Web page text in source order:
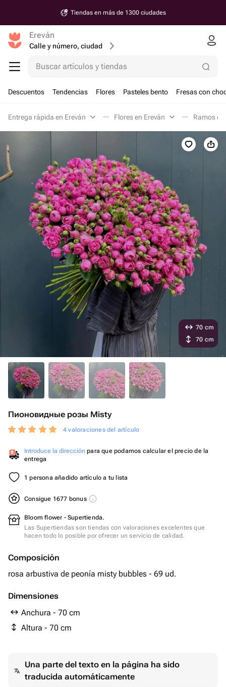
Tiendas en más de 1300 ciudades
Ereván
Calle y número, ciudad
Buscar artículos y tiendas
Descuentos Tendencias Flores Pasteles bento Fresas con
Entrega rápida en Ereván Flores en Ereván Ramos
Пионовидные розы Misty
4 valoraciones del artículo
Introduce la dirección para que podamos calcular el precio de la
entrega
1 persona añadido artículo a tu lista
Consigue 1677 bonus
Bloom flower - Supertienda.
Las Supertiendas son tiendas con valoraciones excelentes que
hacen todo lo posible por ofrecer un servicio de calidad.
Composición
rosa arbustiva de peonía misty bubbles - 69 ud.
Dimensiones
Anchura - 70 cm
Altura - 70 cm
70 cm
70 cm
Una parte del texto en la página ha sido
traducida automáticamente